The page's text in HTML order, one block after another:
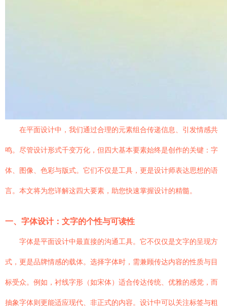
在平面设计中，我们通过合理的元素组合传递信息、引发情感共
鸣。尽管设计形式千变万化，但四大基本要素始终是创作的关键：字
体、图像、色彩与版式。它们不仅是工具，更是设计师表达思想的语
言。本文将为您详解这四大要素，助您快速掌握设计的精髓。
一、字体设计：文字的个性与可读性
字体是平面设计中最直接的沟通工具。它不仅仅是文字的呈现方
式，更是品牌情感的载体。选择字体时，需兼顾传达内容的性质与目
标受众。例如，衬线字形（如宋体）适合传达传统、优雅的感觉，而
抽象字体则更能适应现代、非正式的内容。设计中可以关注标签与粗